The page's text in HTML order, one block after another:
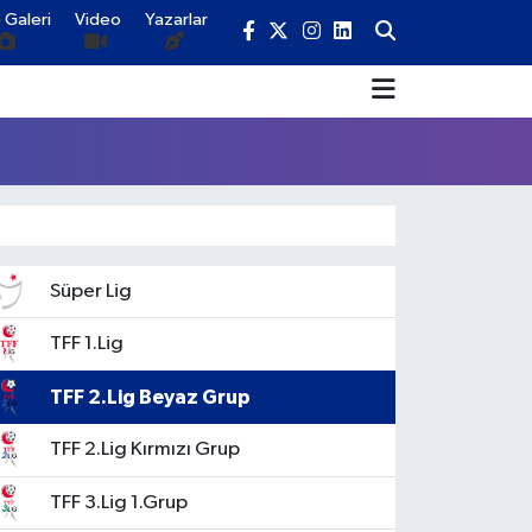
Galeri Video Yazarlar
Süper Lig
TFF 1.Lig
TFF 2.Lig Beyaz Grup
TFF 2.Lig Kırmızı Grup
TFF 3.Lig 1.Grup